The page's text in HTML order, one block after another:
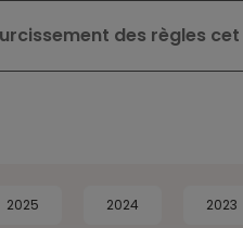
des règles
2025 2024 2023